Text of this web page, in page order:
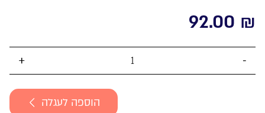
92.00 ₪
הוספה לעגלה